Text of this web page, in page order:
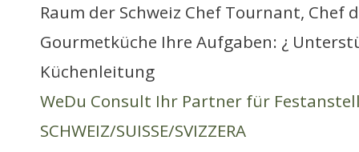
Raum der Schweiz Chef Tournant, Chef
Gourmetküche Ihre Aufgaben: ¿
Küchenleitung
WeDu Consult Ihr Partner für
SCHWEIZ/SUISSE/SVIZZERA